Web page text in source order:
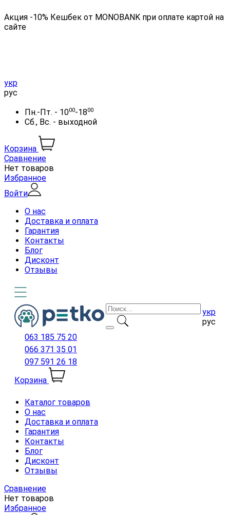
Акция -10% Кешбек от MONOBANK при оплате картой на
сайте
укр
рус
Пн.-Пт. - 1000-1800
Сб., Вс. - выходной
Корзина
Сравнение
Нет товаров
Избранное
Войти
О нас
Доставка и оплата
Гарантия
Контакты
Блог
Дисконт
Отзывы
укр
рус
063 185 75 20
066 371 35 01
097 591 26 18
Корзина
Каталог товаров
О нас
Доставка и оплата
Гарантия
Контакты
Блог
Дисконт
Отзывы
Сравнение
Нет товаров
Избранное